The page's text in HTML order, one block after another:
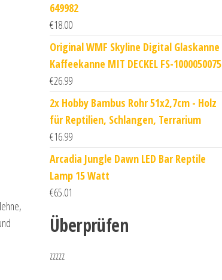
649982
€18.00
Original WMF Skyline Digital Glaskanne
Kaffeekanne MIT DECKEL FS-1000050075
€26.99
2x Hobby Bambus Rohr 51x2,7cm - Holz
für Reptilien, Schlangen, Terrarium
€16.99
Arcadia Jungle Dawn LED Bar Reptile
Lamp 15 Watt
€65.01
Überprüfen
zzzzz